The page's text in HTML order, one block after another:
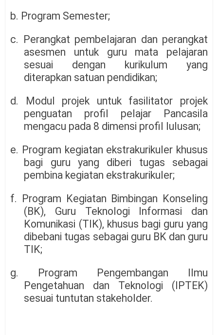
b. Program Semester;
c. Perangkat pembelajaran dan perangkat
asesmen untuk guru mata pelajaran
sesuai dengan kurikulum yang
diterapkan satuan pendidikan;
d. Modul projek untuk fasilitator projek
penguatan profil pelajar Pancasila
mengacu pada 8 dimensi profil lulusan;
e. Program kegiatan ekstrakurikuler khusus
bagi guru yang diberi tugas sebagai
pembina kegiatan ekstrakurikuler;
f. Program Kegiatan Bimbingan Konseling
(BK), Guru Teknologi Informasi dan
Komunikasi (TIK), khusus bagi guru yang
dibebani tugas sebagai guru BK dan guru
TIK;
g. Program Pengembangan Ilmu
Pengetahuan dan Teknologi (IPTEK)
sesuai tuntutan stakeholder.